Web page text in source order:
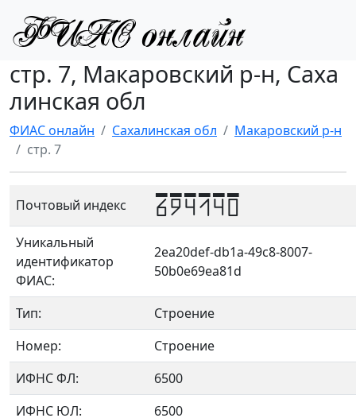
стр. 7, Макаровский р-н, Саха
линская обл
ФИАС онлайн Сахалинская обл
Макаровский р-н
стр. 7
Почтовый индекс 694140
Уникальный
идентификатор
ФИАС:
2ea20def-db1a-49c8-8007-
50b0e69ea81d
Тип:
Строение
Номер:
Строение
ИФНС ФЛ:
6500
ИФНС ЮЛ:
6500